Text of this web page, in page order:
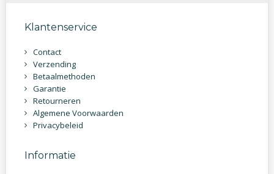
Klantenservice
Contact
Verzending
Betaalmethoden
Garantie
Retourneren
Algemene Voorwaarden
Privacybeleid
Informatie